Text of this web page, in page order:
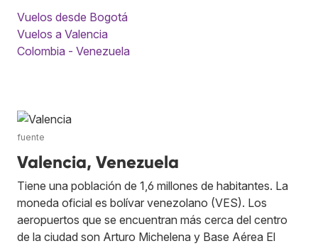
Vuelos desde Bogotá
Vuelos a Valencia
Colombia - Venezuela
fuente
Valencia, Venezuela
Tiene una población de 1,6 millones de habitantes. La
moneda oficial es bolívar venezolano (VES). Los
aeropuertos que se encuentran más cerca del centro
de la ciudad son Arturo Michelena y Base Aérea El